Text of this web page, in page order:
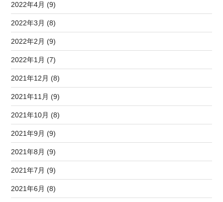
2022年4月 (9)
2022年3月 (8)
2022年2月 (9)
2022年1月 (7)
2021年12月 (8)
2021年11月 (9)
2021年10月 (8)
2021年9月 (9)
2021年8月 (9)
2021年7月 (9)
2021年6月 (8)